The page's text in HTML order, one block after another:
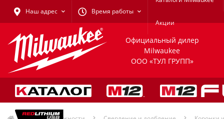
Наш адрес Время работы
Акции
Официальный дилер
Milwaukee
ООО «ТУЛ ГРУПП»